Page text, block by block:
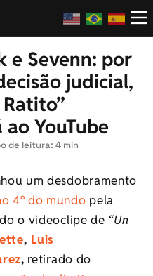
e Sevenn: por
judicial,
YouTube
de leitura: 4 min
um desdobramento
4º do mundo pela
o videoclipe de “Un
, Luis
, retirado do